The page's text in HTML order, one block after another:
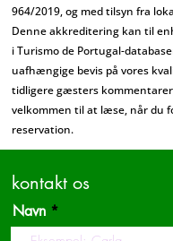
964/2019, og med tilsyn fra
Denne akkreditering kan til
i Turismo de Portugal-
uafhængige bevis på vores
tidligere gæsters
velkommen til at læse, når du
reservation.
kontakt os
Navn